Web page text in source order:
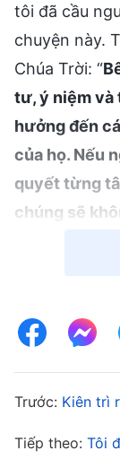
tôi đã cầu
chuyện này.
Chúa Trời: “
tư, ý niệm và
hưởng đến
của họ. Nếu
quyết từng
chúng sẽ
lâu hoặc do
bất kể bề
có phù hợp
Trước: Kiên trì
Tiếp theo: Tôi